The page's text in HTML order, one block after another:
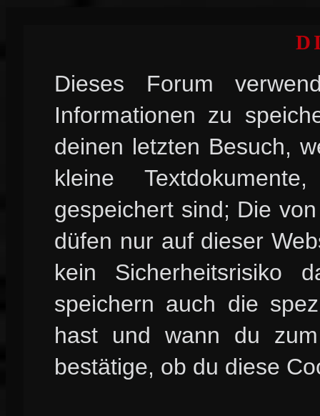
Dieses Forum
Informationen zu
deinen letzten Besuch,
kleine
gespeichert sind; Die
düfen nur auf dieser
kein Sicherheitsrisiko
speichern auch die
hast und wann du
bestätige, ob du diese